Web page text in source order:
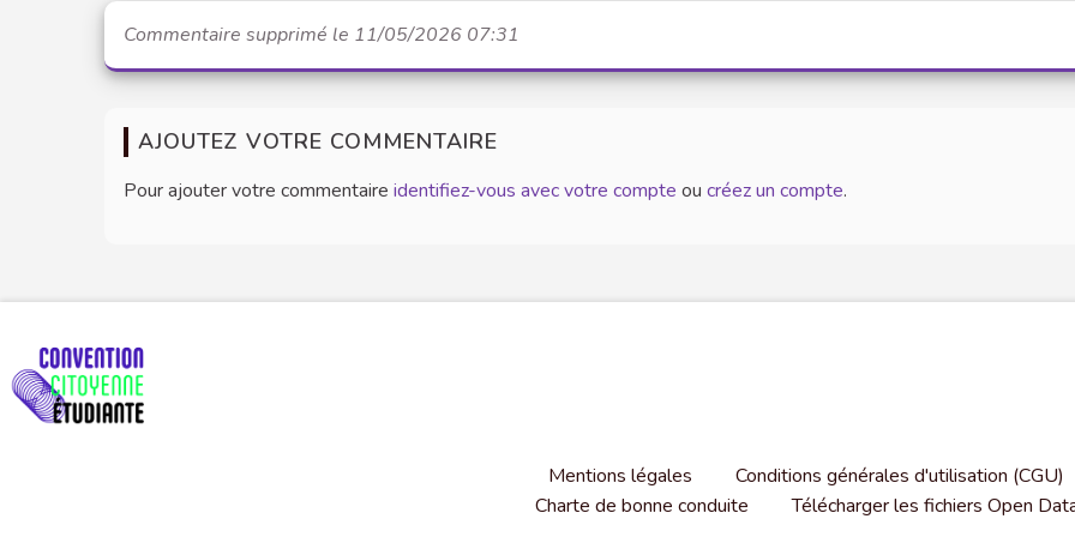
Commentaire supprimé le 11/05/2026 07:31
AJOUTEZ VOTRE COMMENTAIRE
Pour ajouter votre commentaire identifiez-vous avec votre compte ou créez un compte.
Mentions légales
Conditions générales d'utilisation (CGU)
Charte de bonne conduite
Télécharger les fichiers Open